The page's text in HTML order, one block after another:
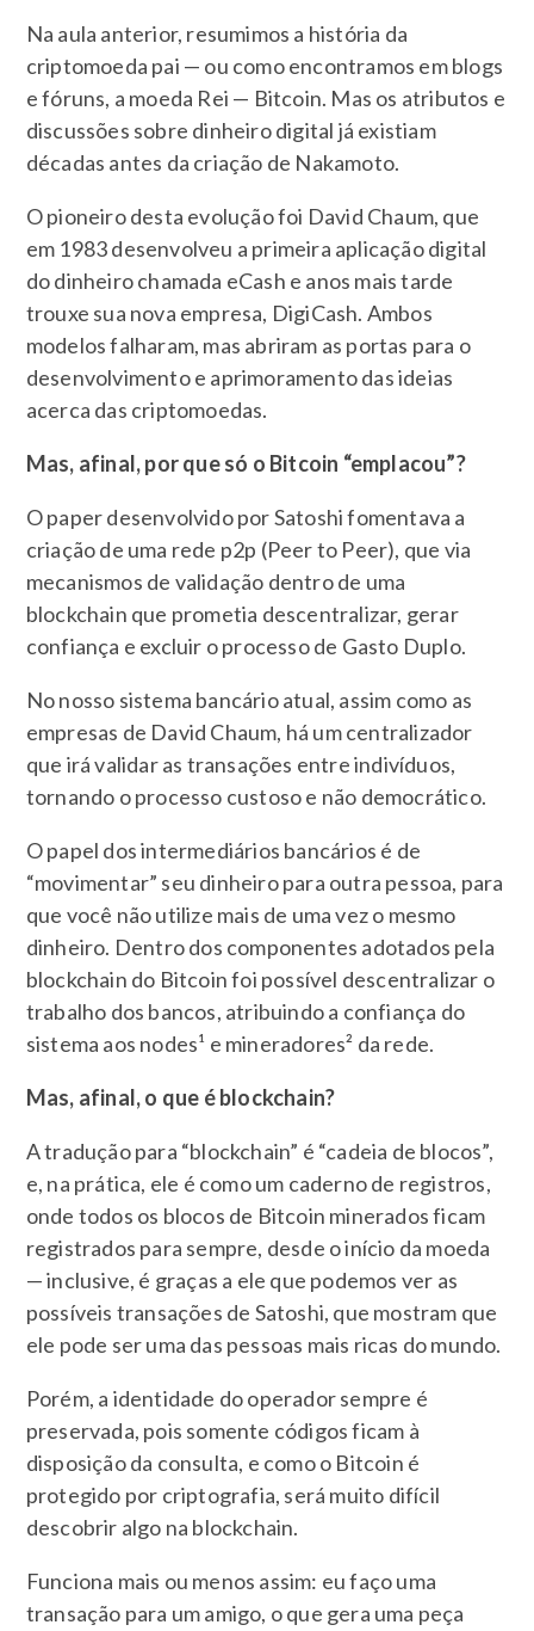
Na aula anterior, resumimos a história da
criptomoeda pai — ou como encontramos em blogs
e fóruns, a moeda Rei — Bitcoin. Mas os atributos e
discussões sobre dinheiro digital já existiam
décadas antes da criação de Nakamoto.
O pioneiro desta evolução foi David Chaum, que
em 1983 desenvolveu a primeira aplicação digital
do dinheiro chamada eCash e anos mais tarde
trouxe sua nova empresa, DigiCash. Ambos
modelos falharam, mas abriram as portas para o
desenvolvimento e aprimoramento das ideias
acerca das criptomoedas.
Mas, afinal, por que só o Bitcoin “emplacou”?
O paper desenvolvido por Satoshi fomentava a
criação de uma rede p2p (Peer to Peer), que via
mecanismos de validação dentro de uma
blockchain que prometia descentralizar, gerar
confiança e excluir o processo de Gasto Duplo.
No nosso sistema bancário atual, assim como as
empresas de David Chaum, há um centralizador
que irá validar as transações entre indivíduos,
tornando o processo custoso e não democrático.
O papel dos intermediários bancários é de
“movimentar” seu dinheiro para outra pessoa, para
que você não utilize mais de uma vez o mesmo
dinheiro. Dentro dos componentes adotados pela
blockchain do Bitcoin foi possível descentralizar o
trabalho dos bancos, atribuindo a confiança do
sistema aos nodes¹ e mineradores² da rede.
Mas, afinal, o que é blockchain?
A tradução para “blockchain” é “cadeia de blocos”,
e, na prática, ele é como um caderno de registros,
onde todos os blocos de Bitcoin minerados ficam
registrados para sempre, desde o início da moeda
— inclusive, é graças a ele que podemos ver as
possíveis transações de Satoshi, que mostram que
ele pode ser uma das pessoas mais ricas do mundo.
Porém, a identidade do operador sempre é
preservada, pois somente códigos ficam à
disposição da consulta, e como o Bitcoin é
protegido por criptografia, será muito difícil
descobrir algo na blockchain.
Funciona mais ou menos assim: eu faço uma
transação para um amigo, o que gera uma peça